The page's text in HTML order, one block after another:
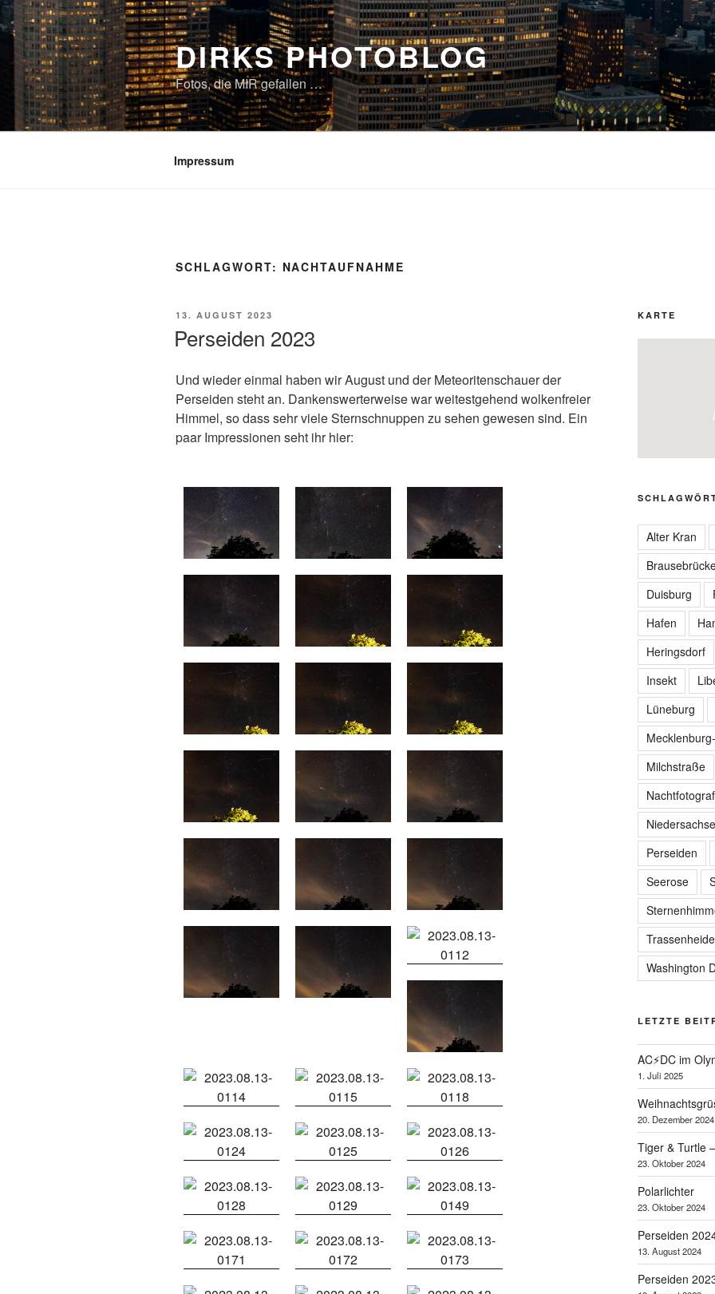
Zum
Inhalt
springen
DIRKS PHOTOBLOG
Fotos, die MIR gefallen …
Impressum
SCHLAGWORT: NACHTAUFNAHME
VERÖFFENTLICHT
13. AUGUST 2023
Perseiden 2023
Und wieder einmal haben wir August und der Meteoritenschauer der
Perseiden steht an. Dankenswerterweise war weitestgehend wolkenfreier
Himmel, so dass sehr viele Sternschnuppen zu sehen gewesen sind. Ein
paar Impressionen seht ihr hier:
KARTE
Alter Kran
Duisburg
Hafen
Heringsdorf
Insekt
Lüneburg
Milchstraße
Perseiden
Seerose
Trassenheide
Washington
LETZTE
AC⚡️DC im
1. Juli 2025
20. Dezember 2024
Tiger & Turtle
23. Oktober 2024
Polarlichter
23. Oktober 2024
Perseiden
13. August 2024
Perseiden